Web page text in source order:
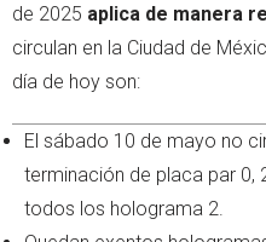
de 2025 aplica de manera
circulan en la Ciudad de
día de hoy son:
El sábado 10 de mayo no
terminación de placa par 0,
todos los holograma 2.